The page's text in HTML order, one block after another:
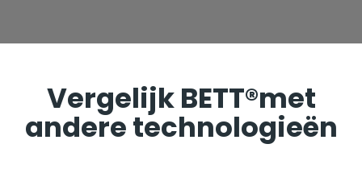
Vergelijk BETT®met
andere technologieën